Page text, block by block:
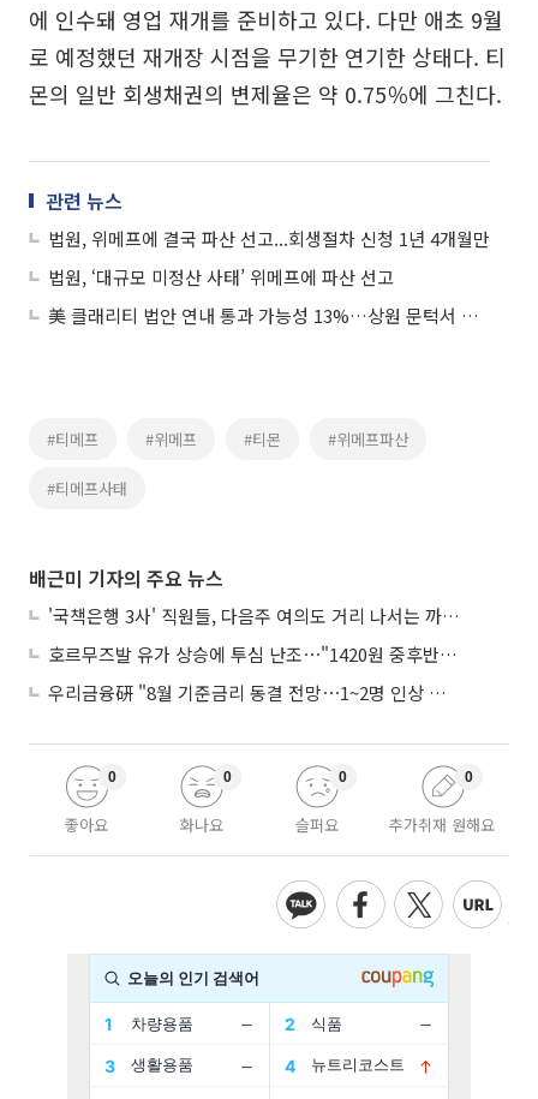
에 인수돼 영업 재개를 준비하고 있다. 다만 애초 9월
로 예정했던 재개장 시점을 무기한 연기한 상태다. 티
몬의 일반 회생채권의 변제율은 약 0.75％에 그친다.
관련 뉴스
법원, 위메프에 결국 파산 선고...회생절차 신청 1년 4개월만
법원, ‘대규모 미정산 사태’ 위메프에 파산 선고
美 클래리티 법안 연내 통과 가능성 13%…상원 문턱서 제동
#티메프 #위메프 #티몬 #위메프파산
#티메프사태
배근미 기자의 주요 뉴스
'국책은행 3사' 직원들, 다음주 여의도 거리 나서는 까닭은
호르무즈발 유가 상승에 투심 난조⋯"1420원 중후반 등락"
우리금융硏 "8월 기준금리 동결 전망⋯1~2명 인상 소수의견 낼 것"
좋아요
0
화나요
0
슬퍼요
0
추가취재 원해요
0